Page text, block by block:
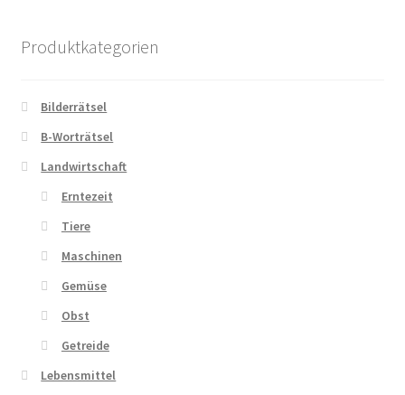
Produktkategorien
Bilderrätsel
B-Worträtsel
Landwirtschaft
Erntezeit
Tiere
Maschinen
Gemüse
Obst
Getreide
Lebensmittel